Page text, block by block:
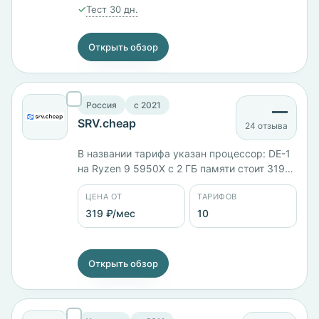
✓Тест 30 дн.
Открыть обзор
Россия c 2021
SRV.cheap
—
24 отзыва
В названии тарифа указан процессор: DE-1
на Ryzen 9 5950X с 2 ГБ памяти стоит 319
₽/мес, DE-5 с 8 ядрами и 16 ГБ — 3319 ₽/
мес, российский RU-R7-4 на Ryzen 7 5800X
с 16 ГБ — 2409 ₽/мес, RU-E5-6 на Xeon E5 с
32 ГБ — 4339 ₽/мес. Семь стран
ЦЕНА ОТ
319 ₽/мес
ТАРИФОВ
10
Открыть обзор